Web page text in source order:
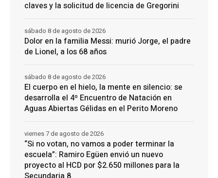
claves y la solicitud de licencia de Gregorini
Dolor en la familia Messi: murió Jorge, el padre
de Lionel, a los 68 años
sábado 8 de agosto de 2026
El cuerpo en el hielo, la mente en silencio: se
desarrolla el 4º Encuentro de Natación en
Aguas Abiertas Gélidas en el Perito Moreno
sábado 8 de agosto de 2026
“Si no votan, no vamos a poder terminar la
escuela”: Ramiro Egüen envió un nuevo
proyecto al HCD por $2.650 millones para la
viernes 7 de agosto de 2026